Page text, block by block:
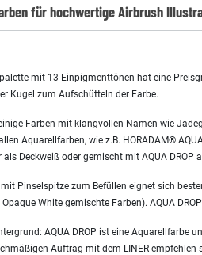
für hochwertige Airbrush
mit 13 Einpigmenttönen hat eine
Kugel zum Aufschütteln der Farbe.
Farben mit klangvollen Namen wie
Aquarellfarben, wie z.B. HORADAM®
Deckweiß oder gemischt mit AQUA
mit Pinselspitze zum Befüllen eignet sich
White gemischte Farben). AQUA
AQUA DROP ist eine Aquarellfarbe
Auftrag mit dem LINER